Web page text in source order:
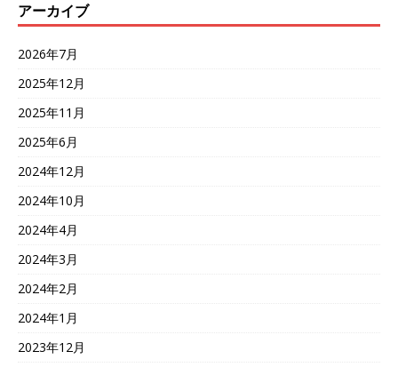
アーカイブ
2026年7月
2025年12月
2025年11月
2025年6月
2024年12月
2024年10月
2024年4月
2024年3月
2024年2月
2024年1月
2023年12月